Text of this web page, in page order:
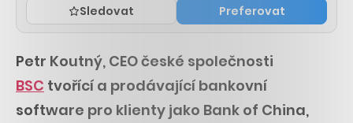
Sledovat Preferovat
Petr Koutný, CEO české společnosti
BSC tvořící a prodávající bankovní
software pro klienty jako Bank of China,